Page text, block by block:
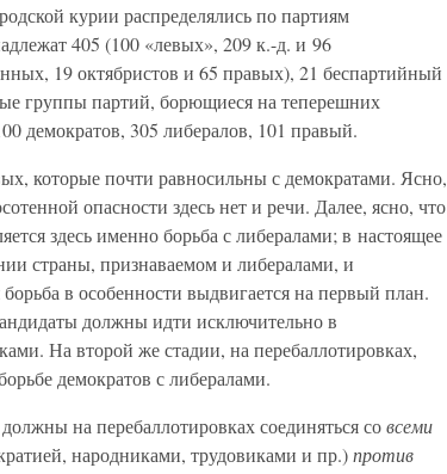
курии распределялись по партиям
405 (100 «левых», 209 к.-д. и 96
19 октябристов и 65 правых), 21 беспартийный
группы партий, борющиеся на теперешних
демократов, 305 либералов, 101 правый.
которые почти равносильны с демократами. Ясно,
опасности здесь нет и речи. Далее, ясно, что
здесь именно борьба с либералами; в настоящее
страны, признаваемом и либералами, и
в особенности выдвигается на первый план.
должны идти исключительно в
На второй же стадии, на перебаллотировках,
демократов с либералами.
на перебаллотировках соединяться совсеми
народниками, трудовиками и пр.)против